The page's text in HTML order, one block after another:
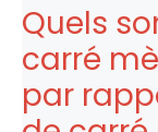
Quels
carré
par